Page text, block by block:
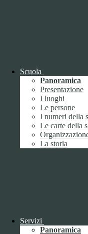
Scuola
Panoramica
Presentazione
I luoghi
Le persone
I numeri della
Le carte della
La storia
Servizi
Panoramica
Bandi